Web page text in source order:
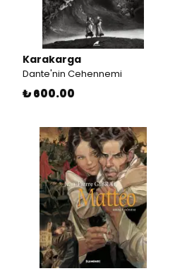
Karakarga
Dante'nin Cehennemi
₺ 600.00